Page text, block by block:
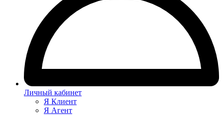
Личный кабинет
Я Клиент
Я Агент